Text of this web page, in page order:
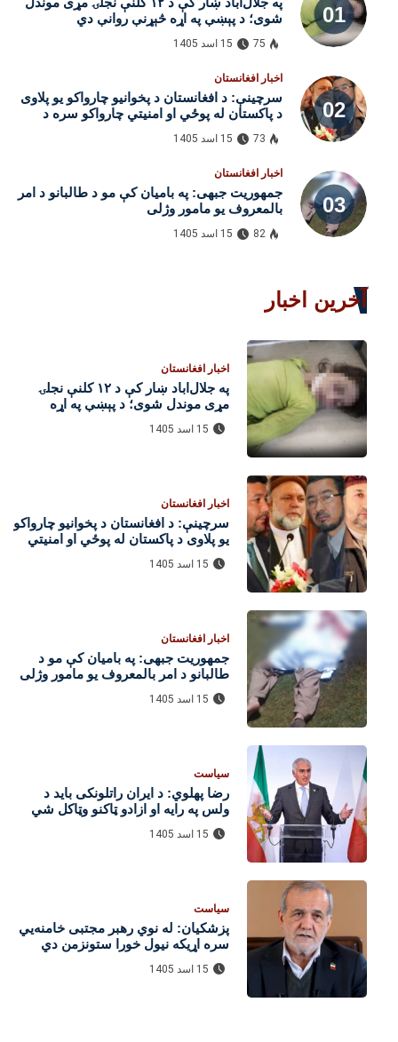
شوی؛ د پېښې په اړه څېړنې روانې دي
75 15 اسد 1405
اخبار افغانستان
سرچینې: د افغانستان د پخوانیو چارواکو یو پلاوی
د پاکستان له پوځي او امنیتي چارواکو سره د
73 15 اسد 1405
اخبار افغانستان
جمهوریت جبهی: په بامیان کې مو د طالبانو د امر
بالمعروف یو مامور وژلی
82 15 اسد 1405
آخرین اخبار
اخبار افغانستان
په جلال‌اباد ښار کې د ۱۲ کلنې نجلۍ
مړی موندل شوی؛ د پېښې په اړه
څېړنې روانې دي
15 اسد 1405
اخبار افغانستان
سرچینې: د افغانستان د پخوانیو چارواکو
یو پلاوی د پاکستان له پوځي او امنیتي
چارواکو سره د لیدنو لپاره اسلام‌اباد ته
تللی15 اسد 1405
اخبار افغانستان
جمهوریت جبهی: په بامیان کې مو د
طالبانو د امر بالمعروف یو مامور وژلی
15 اسد 1405
سیاست
رضا پهلوي: د ایران راتلونکی باید د
ولس په رایه او ازادو ټاکنو وټاکل شي
15 اسد 1405
سیاست
پزشکیان: له نوي رهبر مجتبی خامنه‌یي
سره اړیکه نیول خورا ستونزمن دي
15 اسد 1405